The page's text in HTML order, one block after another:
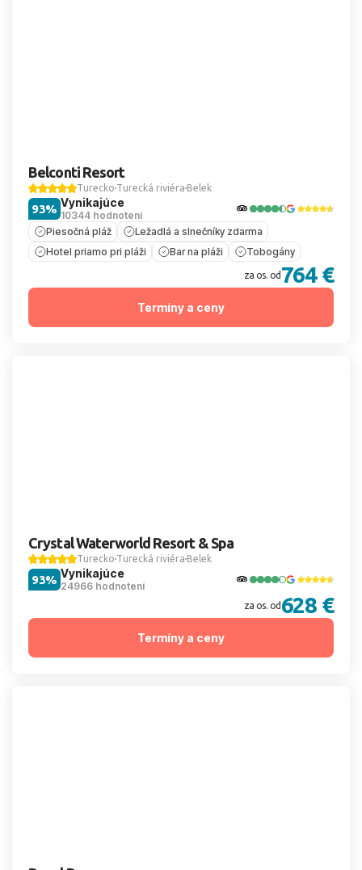
Belconti Resort
Turecko Turecká riviéra Belek
Vynikajúce
10344 hodnotení
93%
Piesočná pláž
Ležadlá a slnečníky zdarma
Hotel priamo pri pláži
Bar na pláži Tobogány
za os. od 764 €
Termíny a ceny
Crystal Waterworld Resort & Spa
Turecko Turecká riviéra Belek
Vynikajúce
24966 hodnotení
93%
za os. od 628 €
Termíny a ceny